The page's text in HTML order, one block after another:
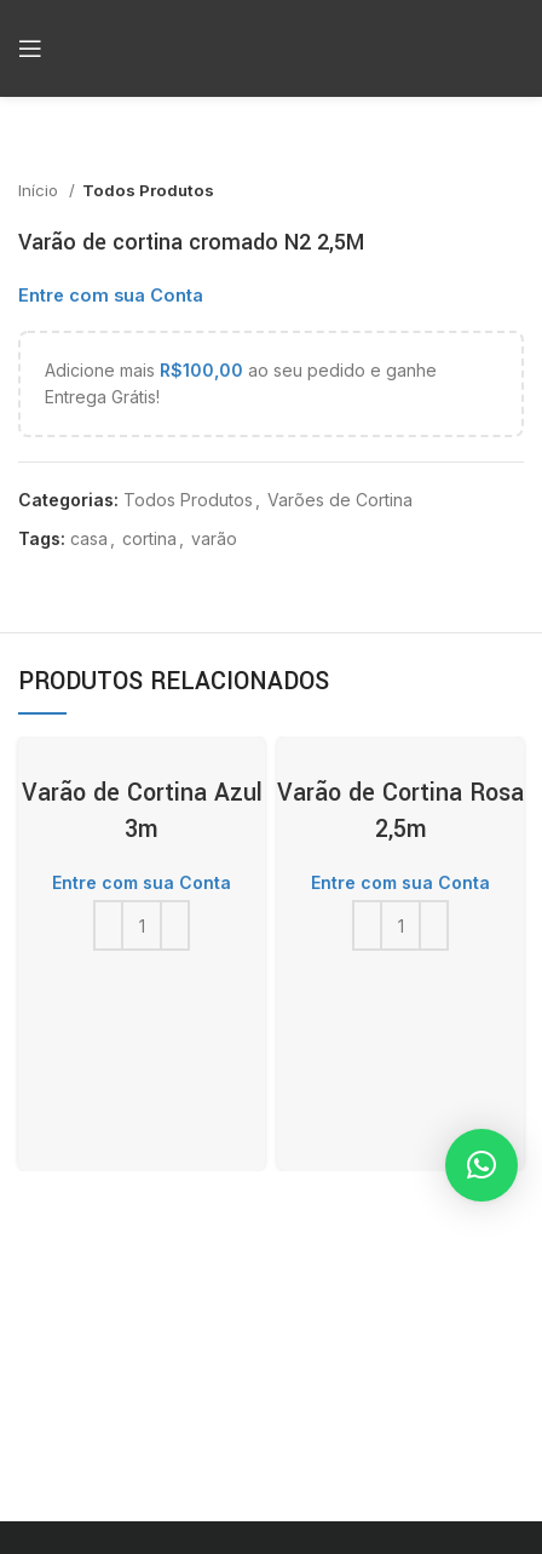
Início Todos Produtos
Varão de cortina cromado N2 2,5M
Entre com sua Conta
Adicione mais R$100,00 ao seu pedido e ganhe
Entrega Grátis!
Categorias: Todos Produtos
Varões de Cortina
Tags: casa cortina varão
PRODUTOS RELACIONADOS
Varão de Cortina Azul
3m
Entre com sua Conta
Varão de Cortina Rosa
2,5m
Entre com sua Conta